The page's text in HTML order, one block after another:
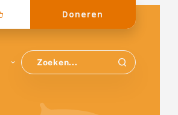
Doneren